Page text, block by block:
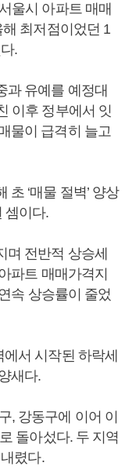
울시 아파트 매매
최저점이었던 1
.
과 유예를 예정대
이후 정부에서 잇
물이 급격히 늘고
‘매물 절벽’ 양상
셈이다.
며 전반적 상승세
파트 매매가격지
속 상승률이 줄었
서 시작된 하락세
새다.
, 강동구에 이어 이
돌아섰다. 두 지역
렸다.